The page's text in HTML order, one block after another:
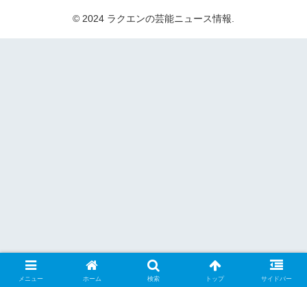
© 2024 ラクエンの芸能ニュース情報.
メニュー ホーム 検索 トップ サイドバー